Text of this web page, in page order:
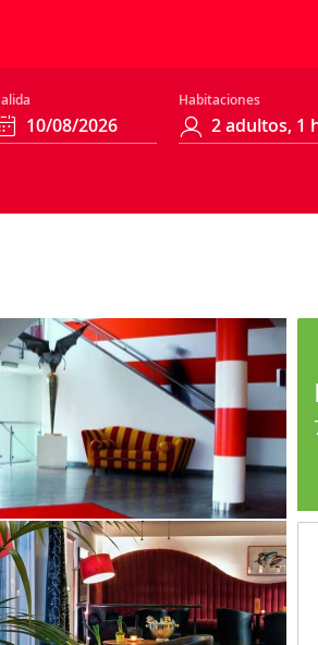
Habitaciones